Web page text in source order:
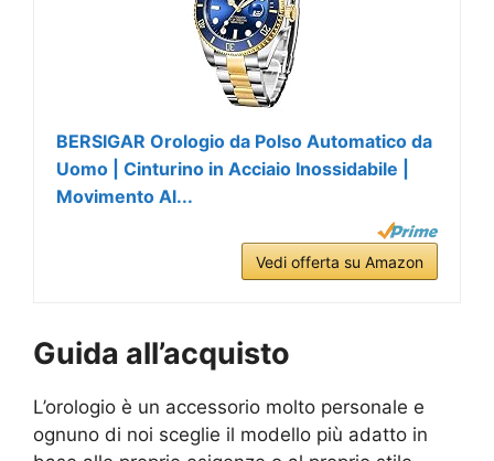
BERSIGAR Orologio da Polso Automatico da
Uomo | Cinturino in Acciaio Inossidabile |
Movimento Al...
Vedi offerta su Amazon
Guida all’acquisto
L’orologio è un accessorio molto personale e
ognuno di noi sceglie il modello più adatto in